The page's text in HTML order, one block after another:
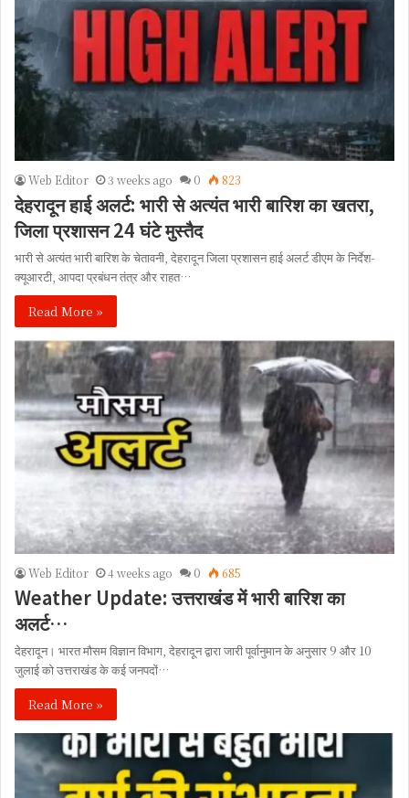
Web Editor 3 weeks ago 0 823
देहरादून हाई अलर्ट: भारी से अत्यंत भारी बारिश का खतरा,
जिला प्रशासन 24 घंटे मुस्तैद
भारी से अत्यंत भारी बारिश के चेतावनी, देहरादून जिला प्रशासन हाई अलर्ट डीएम के निर्देश-
क्यूआरटी, आपदा प्रबंधन तंत्र और राहत…
Read More »
Web Editor 4 weeks ago 0 685
Weather Update: उत्तराखंड में भारी बारिश का
अलर्ट…
देहरादून। भारत मौसम विज्ञान विभाग, देहरादून द्वारा जारी पूर्वानुमान के अनुसार 9 और 10
जुलाई को उत्तराखंड के कई जनपदों…
Read More »